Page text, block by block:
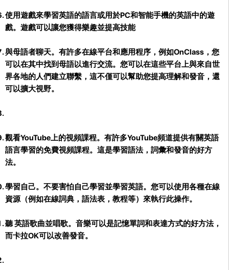
使用遊戲來學習英語的語言或用於PC和智能手機的英語中的遊
戲。遊戲可以讓您獲得樂趣並提高技能
與母語者聊天。有許多在線平台和應用程序，例如OnClass，您
可以在其中找到母語以進行交流。您可以在這些平台上與來自世
界各地的人們建立聯繫，這不僅可以幫助您提高理解和發音，還
可以擴大視野。
觀看YouTube上的視頻課程。 有許多YouTube頻道提供有關英語
語言學習的免費視頻課程。這是學習語法，詞彙和發音的好方
法。
學習自己。 不要害怕自己學習並學習英語。您可以使用各種在線
資源（例如在線詞典，語法表，教程等）來執行此操作。
聽 英語歌曲並唱歌。 音樂可以是記憶單詞和表達方式的好方法，
而卡拉OK可以改善發音。